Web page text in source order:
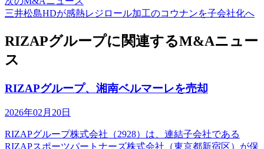
三井松島HDが感熱レジロール加工のコウナンを子会社化へ
RIZAPグループに関連するM&Aニュー
ス
RIZAPグループ、湘南ベルマーレを売却
2026年02月20日
RIZAPグループ株式会社（2928）は、連結子会社である
RIZAPスポーツパートナーズ株式会社（東京都新宿区）が保